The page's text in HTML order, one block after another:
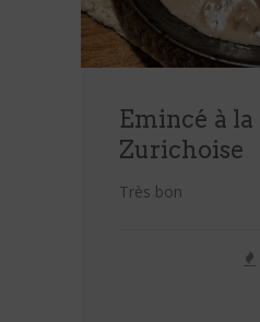
Emincé à la
Zurichoise
Très bon